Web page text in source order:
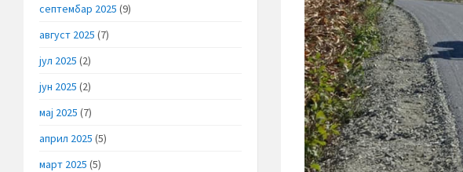
септембар 2025 (9)
август 2025 (7)
јул 2025 (2)
јун 2025 (2)
мај 2025 (7)
април 2025 (5)
март 2025 (5)